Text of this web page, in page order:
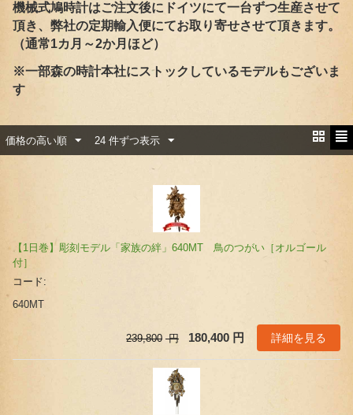
機械式鳩時計はご注文後にドイツにて一台ずつ生産させて
頂き、弊社の定期輸入便にてお取り寄せさせて頂きます。
（通常1カ月～2か月ほど）
※一部森の時計本社にストックしているモデルもございま
す
価格の高い順 24 件ずつ表示
【1日巻】彫刻モデル「家族の絆」640MT 鳥のつがい［オルゴール
付］
コード:
640MT
239,800 円 180,400 円 詳細を見る